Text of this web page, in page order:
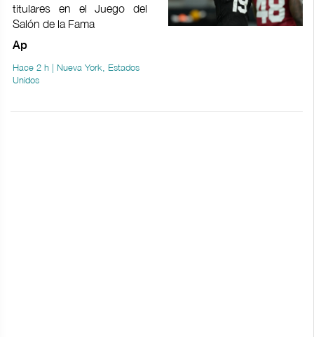
titulares en el Juego del
Salón de la Fama
Ap
Hace 2 h | Nueva York, Estados
Unidos